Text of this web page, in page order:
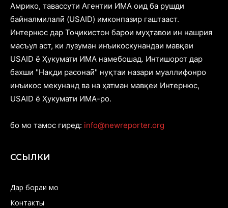
Амрико, тавассути Агентии ИМА оид ба рушди
байналмилалӣ (USAID) имконпазир гаштааст.
Интернюс дар Тоҷикистон барои муҳтавои ин нашрия
масъул аст, ки лузуман инъикоскунандаи мавқеи
USAID ё Ҳукумати ИМА намебошад. Интишорот дар
бахши "Нақди расонаӣ" нуқтаи назари муаллифонро
инъикос мекунанд ва на ҳатман мавқеи Интернюс,
USAID ё Ҳукумати ИМА-ро.
бо мо тамос гиред: info@newreporter.org
ССЫЛКИ
Дар бораи мо
Контакты